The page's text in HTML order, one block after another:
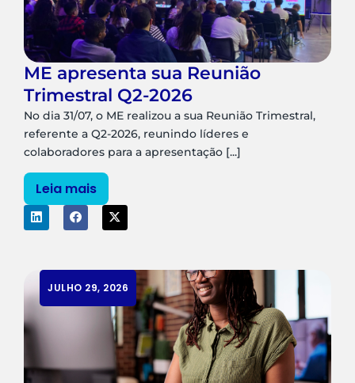
ME apresenta sua Reunião
Trimestral Q2-2026
No dia 31/07, o ME realizou a sua Reunião Trimestral,
referente a Q2-2026, reunindo líderes e
colaboradores para a apresentação [...]
Leia mais
JULHO 29, 2026